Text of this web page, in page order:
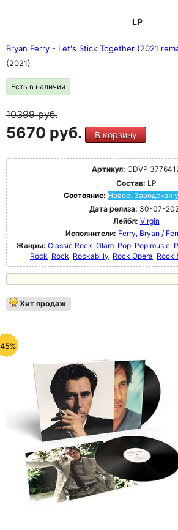
LP
Bryan Ferry - Let's Stick Together (2021
(2021)
Есть в наличии
10399руб.
5670 руб. В корзину
Артикул: CDVP
Состав: LP
Состояние: Новое. Заводская
Дата релиза: 30-07-
Лейбл: Virgin
Исполнители: Ferry, Bryan /
Жанры: Classic Rock Glam Pop Pop music
Rock Rock Rockabilly Rock Opera Rock
Хит продаж